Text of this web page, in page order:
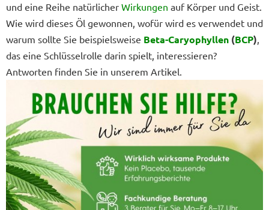
und eine Reihe natürlicher Wirkungen auf Körper und Geist.
Wie wird dieses Öl gewonnen, wofür wird es verwendet und
warum sollte Sie beispielsweise Beta-Caryophyllen (BCP),
das eine Schlüsselrolle darin spielt, interessieren?
Antworten finden Sie in unserem Artikel.